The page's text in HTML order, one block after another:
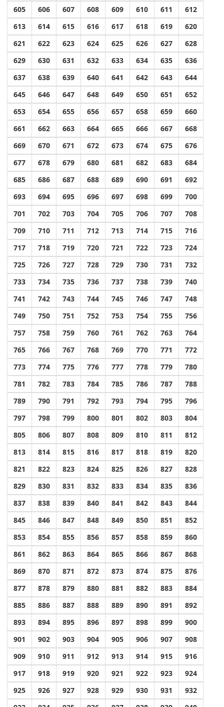
605
606 607 608 609 610 611
612
613
614 615 616 617 618 619
620
621
622 623 624 625 626 627
628
629
630 631 632 633 634 635
636
637
638 639 640 641 642 643
644
645
646 647 648 649 650 651
652
653
654 655 656 657 658 659
660
661
662 663 664 665 666 667
668
669
670 671 672 673 674 675
676
677
678 679 680 681 682 683
684
685
686 687 688 689 690 691
692
693
694 695 696 697 698 699
700
701
702 703 704 705 706 707
708
709
710 711 712 713 714 715
716
717
718 719 720 721 722 723
724
725
726 727 728 729 730 731
732
733
734 735 736 737 738 739
740
741
742 743 744 745 746 747
748
749
750 751 752 753 754 755
756
757
758 759 760 761 762 763
764
765
766 767 768 769 770 771
772
773
774 775 776 777 778 779
780
781
782 783 784 785 786 787
788
789
790 791 792 793 794 795
796
797
798 799 800 801 802 803
804
805
806 807 808 809 810 811
812
813
814 815 816 817 818 819
820
821
822 823 824 825 826 827
828
829
830 831 832 833 834 835
836
837
838 839 840 841 842 843
844
845
846 847 848 849 850 851
852
853
854 855 856 857 858 859
860
861
862 863 864 865 866 867
868
869
870 871 872 873 874 875
876
877
878 879 880 881 882 883
884
885
886 887 888 889 890 891
892
893
894 895 896 897 898 899
900
901
902 903 904 905 906 907
908
909
910 911 912 913 914 915
916
917
918 919 920 921 922 923
924
925
926 927 928 929 930 931
932